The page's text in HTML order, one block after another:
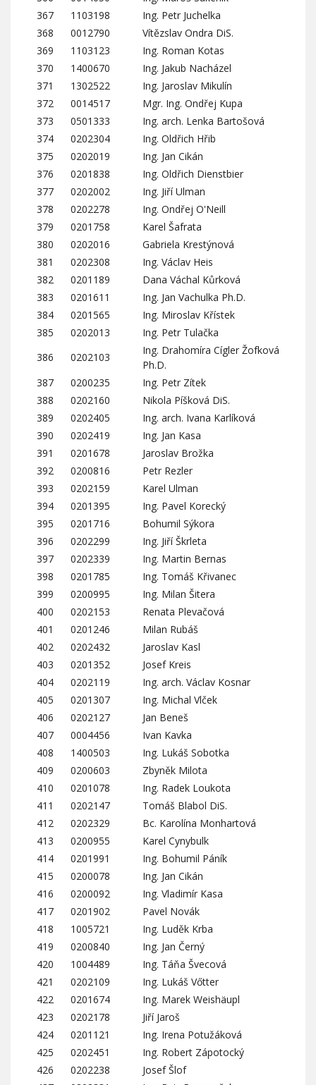
367
1103198
Ing. Petr Juchelka
368
0012790
Vítězslav Ondra DiS.
369
1103123
Ing. Roman Kotas
370
1400670
Ing. Jakub Nacházel
371
1302522
Ing. Jaroslav Mikulín
372
0014517
Mgr. Ing. Ondřej Kupa
373
0501333
Ing. arch. Lenka Bartošová
374
0202304
Ing. Oldřich Hřib
375
0202019
Ing. Jan Cikán
376
0201838
Ing. Oldřich Dienstbier
377
0202002
Ing. Jiří Ulman
378
0202278
Ing. Ondřej O'Neill
379
0201758
Karel Šafrata
380
0202016
Gabriela Krestýnová
381
0202308
Ing. Václav Heis
382
0201189
Dana Váchal Kůrková
383
0201611
Ing. Jan Vachulka Ph.D.
384
0201565
Ing. Miroslav Křístek
385
0202013
Ing. Petr Tulačka
386
0202103
Ing. Drahomíra Cígler Žofková
Ph.D.
387
0200235
Ing. Petr Zítek
388
0202160
Nikola Píšková DiS.
389
0202405
Ing. arch. Ivana Karlíková
390
0202419
Ing. Jan Kasa
391
0201678
Jaroslav Brožka
392
0200816
Petr Rezler
393
0202159
Karel Ulman
394
0201395
Ing. Pavel Korecký
395
0201716
Bohumil Sýkora
396
0202299
Ing. Jiří Škrleta
397
0202339
Ing. Martin Bernas
398
0201785
Ing. Tomáš Křivanec
399
0200995
Ing. Milan Šitera
400
0202153
Renata Plevačová
401
0201246
Milan Rubáš
402
0202432
Jaroslav Kasl
403
0201352
Josef Kreis
404
0202119
Ing. arch. Václav Kosnar
405
0201307
Ing. Michal Vlček
406
0202127
Jan Beneš
407
0004456
Ivan Kavka
408
1400503
Ing. Lukáš Sobotka
409
0200603
Zbyněk Milota
410
0201078
Ing. Radek Loukota
411
0202147
Tomáš Blabol DiS.
412
0202329
Bc. Karolína Monhartová
413
0200955
Karel Cynybulk
414
0201991
Ing. Bohumil Páník
415
0200078
Ing. Jan Cikán
416
0200092
Ing. Vladimír Kasa
417
0201902
Pavel Novák
418
1005721
Ing. Luděk Krba
419
0200840
Ing. Jan Černý
420
1004489
Ing. Táňa Švecová
421
0202109
Ing. Lukáš Vőtter
422
0201674
Ing. Marek Weishäupl
423
0202178
Jiří Jaroš
424
0201121
Ing. Irena Potužáková
425
0202451
Ing. Robert Zápotocký
426
0202238
Josef Šlof